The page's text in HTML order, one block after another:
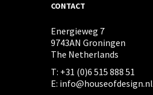
CONTACT
Energieweg 7
9743AN Groningen
The Netherlands
T: +31 (0)6 515 888 51
E: info@houseofdesign.nl